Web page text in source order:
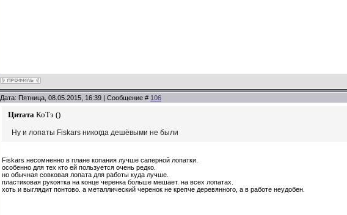
Дата: Пятница, 08.05.2015, 16:39 | Сообщение # 106
Цитата КоТэ ()
Ну и лопаты Fiskars никогда дешёвыми не были
Fiskars несомненно в плане копания лучше саперной лопатки.
особенно для тех кто ей пользуется очень редко.
но обычная совковая лопата для работы куда лучше.
пластиковая рукоятка на конце черенка больше мешает. на всех лопатах.
хоть и выглядит понтово. а металлический черенок не крепче деревянного, а в работе неудобен.